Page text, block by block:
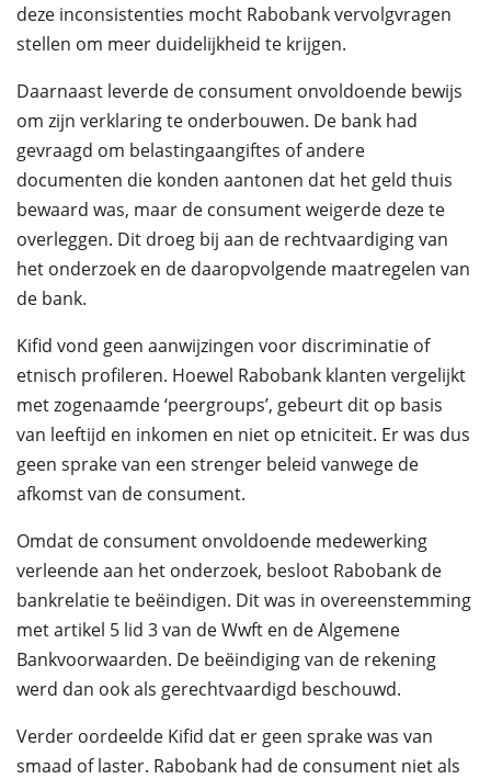
deze inconsistenties mocht Rabobank vervolgvragen
stellen om meer duidelijkheid te krijgen.
Daarnaast leverde de consument onvoldoende bewijs
om zijn verklaring te onderbouwen. De bank had
gevraagd om belastingaangiftes of andere
documenten die konden aantonen dat het geld thuis
bewaard was, maar de consument weigerde deze te
overleggen. Dit droeg bij aan de rechtvaardiging van
het onderzoek en de daaropvolgende maatregelen van
de bank.
Kifid vond geen aanwijzingen voor discriminatie of
etnisch profileren. Hoewel Rabobank klanten vergelijkt
met zogenaamde ‘peergroups’, gebeurt dit op basis
van leeftijd en inkomen en niet op etniciteit. Er was dus
geen sprake van een strenger beleid vanwege de
afkomst van de consument.
Omdat de consument onvoldoende medewerking
verleende aan het onderzoek, besloot Rabobank de
bankrelatie te beëindigen. Dit was in overeenstemming
met artikel 5 lid 3 van de Wwft en de Algemene
Bankvoorwaarden. De beëindiging van de rekening
werd dan ook als gerechtvaardigd beschouwd.
Verder oordeelde Kifid dat er geen sprake was van
smaad of laster. Rabobank had de consument niet als